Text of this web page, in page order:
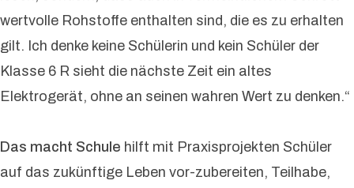
wertvolle Rohstoffe enthalten sind, die es zu erhalten
gilt. Ich denke keine Schülerin und kein Schüler der
Klasse 6 R sieht die nächste Zeit ein altes
Elektrogerät, ohne an seinen wahren Wert zu denken.“
Das macht Schule hilft mit Praxisprojekten Schüler
auf das zukünftige Leben vor-zubereiten, Teilhabe,